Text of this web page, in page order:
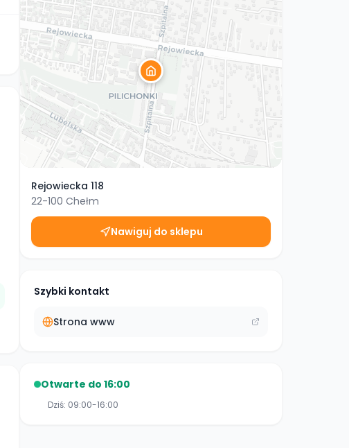
Rejowiecka 118
22-100 Chełm
Nawiguj do sklepu
Szybki kontakt
Strona www
Otwarte do 16:00
Dziś: 09:00-16:00